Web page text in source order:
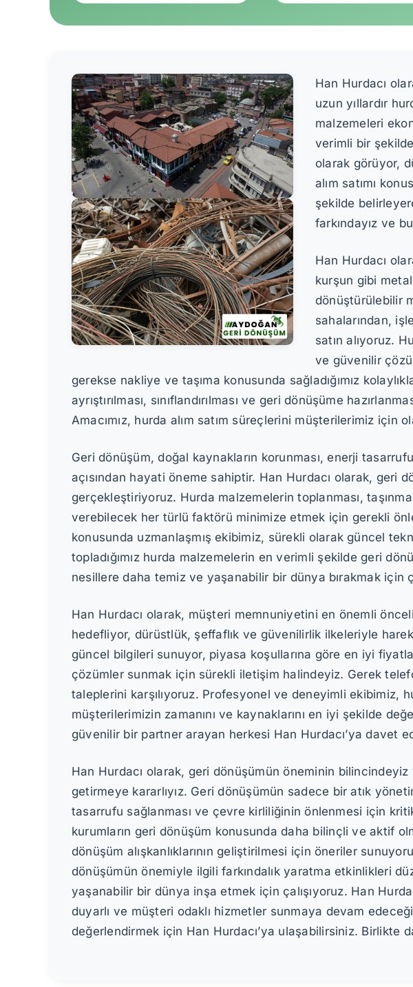
Han Hurdacı
uzun yıllardır
malzemeleri
verimli bir
olarak görüyor,
alım satımı
şekilde
farkındayız ve
Han Hurdacı
kurşun gibi
dönüştürülebilir
sahalarından,
satın alıyoruz.
ve güvenilir
gerekse nakliye ve taşıma konusunda sağladığımız
ayrıştırılması, sınıflandırılması ve geri dönüşüme
Amacımız, hurda alım satım süreçlerini müşterilerimiz için
Geri dönüşüm, doğal kaynakların korunması, enerji
açısından hayati öneme sahiptir. Han Hurdacı olarak,
gerçekleştiriyoruz. Hurda malzemelerin toplanması,
verebilecek her türlü faktörü minimize etmek için gerekli
konusunda uzmanlaşmış ekibimiz, sürekli olarak güncel
topladığımız hurda malzemelerin en verimli şekilde geri
nesillere daha temiz ve yaşanabilir bir dünya bırakmak için
Han Hurdacı olarak, müşteri memnuniyetini en önemli
hedefliyor, dürüstlük, şeffaflık ve güvenilirlik ilkeleriyle
güncel bilgileri sunuyor, piyasa koşullarına göre en iyi
çözümler sunmak için sürekli iletişim halindeyiz. Gerek
taleplerini karşılıyoruz. Profesyonel ve deneyimli ekibimiz,
müşterilerimizin zamanını ve kaynaklarını en iyi şekilde
güvenilir bir partner arayan herkesi Han Hurdacı’ya davet
Han Hurdacı olarak, geri dönüşümün öneminin
getirmeye kararlıyız. Geri dönüşümün sadece bir atık
tasarrufu sağlanması ve çevre kirliliğinin önlenmesi için
kurumların geri dönüşüm konusunda daha bilinçli ve aktif
dönüşüm alışkanlıklarının geliştirilmesi için öneriler
dönüşümün önemiyle ilgili farkındalık yaratma etkinlikleri
yaşanabilir bir dünya inşa etmek için çalışıyoruz. Han
duyarlı ve müşteri odaklı hizmetler sunmaya devam
değerlendirmek için Han Hurdacı’ya ulaşabilirsiniz. Birlikte